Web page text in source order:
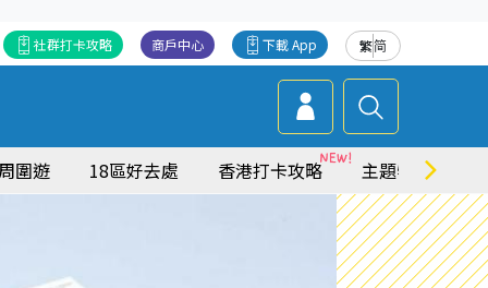
繁简
下載 App
商戶中心
社群打卡攻略
圍遊 18區好去處 香港打卡攻略 主題特集